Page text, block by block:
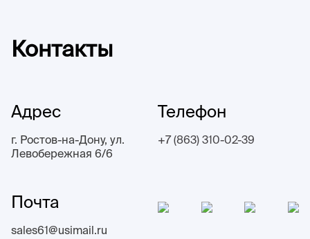
Контакты
Адрес
г. Ростов-на-Дону, ул.
Левобережная 6/6
Телефон
+7 (863) 310-02-39
Почта
sales61@usimail.ru